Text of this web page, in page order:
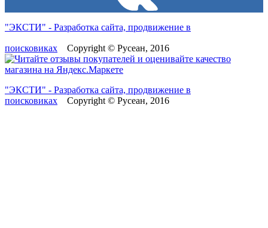
"ЭКСТИ" - Разработка сайта, продвижение в
поисковиках Copyright © Русеан, 2016
"ЭКСТИ" - Разработка сайта, продвижение в
поисковиках Copyright © Русеан, 2016